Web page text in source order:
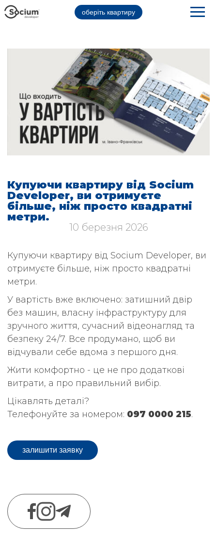
оберіть квартиру
Купуючи квартиру від Socium
Developer, ви отримуєте
більше, ніж просто квадратні
метри.
10 березня 2026
Купуючи квартиру від Socium Developer, ви
отримуєте більше, ніж просто квадратні
метри.
У вартість вже включено: затишний двір
без машин, власну інфраструктуру для
зручного життя, сучасний відеонагляд та
безпеку 24/7. Все продумано, щоб ви
відчували себе вдома з першого дня.
Жити комфортно - це не про додаткові
витрати, а про правильний вибір.
Цікавлять деталі?
Телефонуйте за номером: 097 0000 215.
залишити заявку